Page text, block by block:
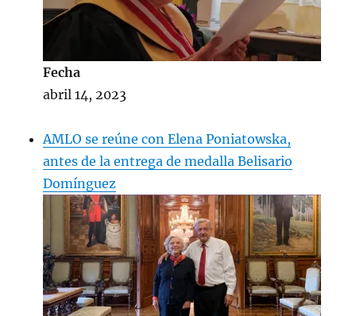
Fecha
abril 14, 2023
AMLO se reúne con Elena Poniatowska,
antes de la entrega de medalla Belisario
Domínguez